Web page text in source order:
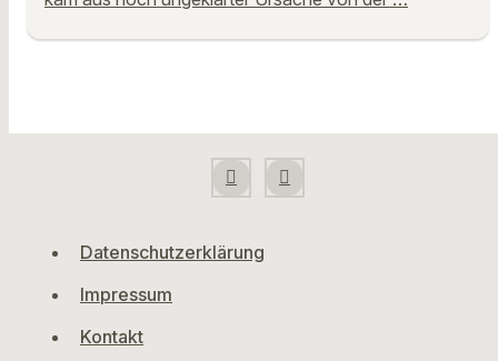
Datenschutzerklärung
Impressum
Kontakt